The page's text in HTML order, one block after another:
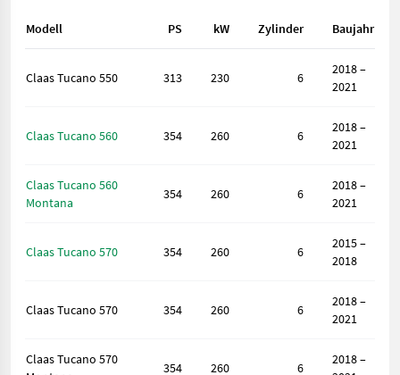
Modell PS kW Zylinder Baujahr
Claas Tucano 550 313 230 6
2018 –
2021
Claas Tucano 560 354 260 6
2018 –
2021
Claas Tucano 560
Montana
354 260 6
2018 –
2021
Claas Tucano 570 354 260 6
2015 –
2018
Claas Tucano 570 354 260 6
2018 –
2021
Claas Tucano 570
354 260 6
2018 –